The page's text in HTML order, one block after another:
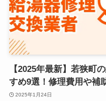
【2025年最新】若狭町
すめ9選！修理費用や補
2025年1月24日